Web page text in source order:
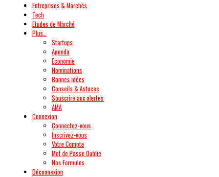
Entreprises & Marchés
Tech
Etudes de Marché
Plus…
Startups
Agenda
Economie
Nominations
Bonnes idées
Conseils & Astuces
Souscrire aux alertes
AMA
Connexion
Connectez-vous
Inscrivez-vous
Votre Compte
Mot de Passe Oublié
Nos Formules
Déconnexion